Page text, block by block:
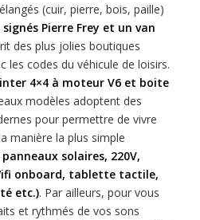
(cuir, pierre, bois, paille)
Pierre Frey et un van
des plus jolies boutiques
les codes du véhicule de loisirs.
4×4 à moteur V6 et boite
modèles adoptent des
pour permettre de vivre
manière la plus simple
solaires, 220V,
onboard, tablette tactile,
etc.). Par ailleurs, pour vous
et rythmés de vos sons